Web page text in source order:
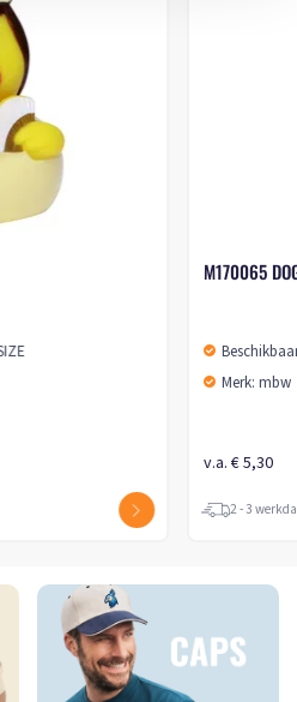
M170065
Merk: mbw
v.a. € 5,30
2 - 3